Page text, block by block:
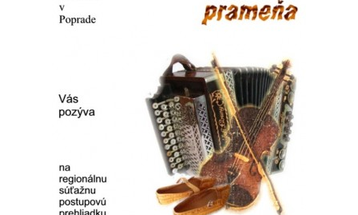
Detský famózny svet SVIT
00421/903/897660
Slovenčina English
© 2026 eStránky.sk WebSlice |Print|Updated: 2026-07-13